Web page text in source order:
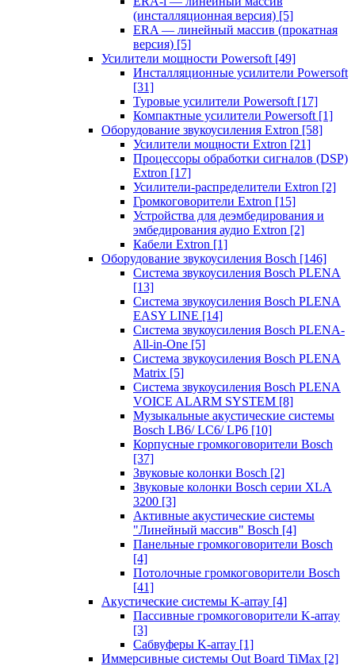
(инсталляционная версия) [5]
ERA — линейный массив (прокатная
версия) [5]
Усилители мощности Powersoft [49]
Инсталляционные усилители Powersoft
[31]
Туровые усилители Powersoft [17]
Компактные усилители Powersoft [1]
Оборудование звукоусиления Extron [58]
Усилители мощности Extron [21]
Процессоры обработки сигналов (DSP)
Extron [17]
Усилители-распределители Extron [2]
Громкоговорители Extron [15]
Устройства для деэмбедирования и
эмбедирования аудио Extron [2]
Кабели Extron [1]
Оборудование звукоусиления Bosch [146]
Система звукоусиления Bosch PLENA
[13]
Система звукоусиления Bosch PLENA
EASY LINE [14]
Система звукоусиления Bosch PLENA-
All-in-One [5]
Система звукоусиления Bosch PLENA
Matrix [5]
Система звукоусиления Bosch PLENA
VOICE ALARM SYSTEM [8]
Музыкальные акустические системы
Bosch LB6/ LC6/ LP6 [10]
Корпусные громкоговорители Bosch
[37]
Звуковые колонки Bosch [2]
Звуковые колонки Bosch серии XLA
3200 [3]
Активные акустические системы
"Линейный массив" Bosch [4]
Панельные громкоговорители Bosch
[4]
Потолочные громкоговорители Bosch
[41]
Акустические системы K-array [4]
Пассивные громкоговорители K-array
[3]
Сабвуферы K-array [1]
Иммерсивные системы Out Board TiMax [2]